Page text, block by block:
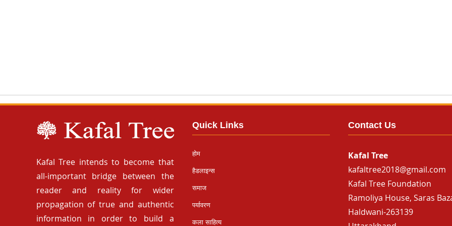
Kafal Tree intends to become that
all-important bridge between the
reader and reality for wider
propagation of true and authentic
information in order to build a
Quick Links
होम
हैडलाइन्स
समाज
पर्यावरण
कला साहित्य
Contact Us
Kafal Tree
kafaltree2018@gmail.com
Kafal Tree Foundation
Ramoliya House, Saras
Haldwani-263139